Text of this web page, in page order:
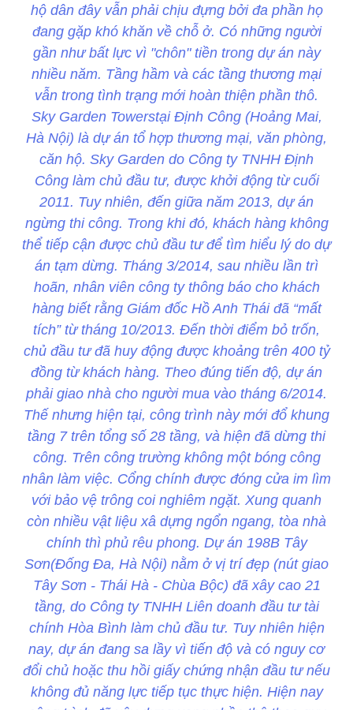
hộ dân đây vẫn phải chịu đựng bởi đa phần họ
đang gặp khó khăn về chỗ ở. Có những người
gần như bất lực vì "chôn" tiền trong dự án này
nhiều năm. Tầng hầm và các tầng thương mại
vẫn trong tình trạng mới hoàn thiện phần thô.
Sky Garden Towerstại Định Công (Hoảng Mai,
Hà Nội) là dự án tổ hợp thương mại, văn phòng,
căn hộ. Sky Garden do Công ty TNHH Định
Công làm chủ đầu tư, được khởi động từ cuối
2011. Tuy nhiên, đến giữa năm 2013, dự án
ngừng thi công. Trong khi đó, khách hàng không
thể tiếp cận được chủ đầu tư để tìm hiểu lý do dự
án tạm dừng. Tháng 3/2014, sau nhiều lần trì
hoãn, nhân viên công ty thông báo cho khách
hàng biết rằng Giám đốc Hồ Anh Thái đã “mất
tích” từ tháng 10/2013. Đến thời điểm bỏ trốn,
chủ đầu tư đã huy động được khoảng trên 400 tỷ
đồng từ khách hàng. Theo đúng tiến độ, dự án
phải giao nhà cho người mua vào tháng 6/2014.
Thế nhưng hiện tại, công trình này mới đổ khung
tầng 7 trên tổng số 28 tầng, và hiện đã dừng thi
công. Trên công trường không một bóng công
nhân làm việc. Cổng chính được đóng cửa im lìm
với bảo vệ trông coi nghiêm ngặt. Xung quanh
còn nhiều vật liệu xâ dựng ngổn ngang, tòa nhà
chính thì phủ rêu phong. Dự án 198B Tây
Sơn(Đống Đa, Hà Nội) nằm ở vị trí đẹp (nút giao
Tây Sơn - Thái Hà - Chùa Bộc) đã xây cao 21
tầng, do Công ty TNHH Liên doanh đầu tư tài
chính Hòa Bình làm chủ đầu tư. Tuy nhiên hiện
nay, dự án đang sa lầy vì tiến độ và có nguy cơ
đổi chủ hoặc thu hồi giấy chứng nhận đầu tư nếu
không đủ năng lực tiếp tục thực hiện. Hiện nay